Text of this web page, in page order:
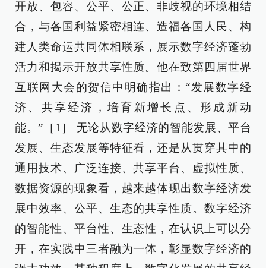
开放、包容、公平、公正、非歧视的环境相结
合，与各国利益紧密相连、造福各国人民、构
建人类命运共同体相联系，展示数字经济蓬勃
活力和揭示开放共享性质。他在致第四届世界
互联网大会的贺信中明确指出：“发展数字经
济、共享经济，培育新增长点、形成新动
能。”［1］ 无论从数字经济的智能发展、平台
发展、生态发展等特征看，还是从贯穿其中的
通用技术、广泛连接、共享平台、虚拟性质、
数据资源的现象看，越来越体现出数字经济发
展中效率、公平、生态的共享性质。数字经济
的智能性、平台性、生态性，在认识上可以分
开，在实践中三者融为一体，彰显数字经济的